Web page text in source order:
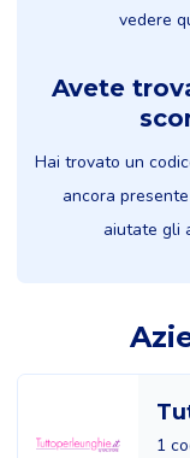
vedere
Avete
Hai trovato un
ancora
aiutate gli
1